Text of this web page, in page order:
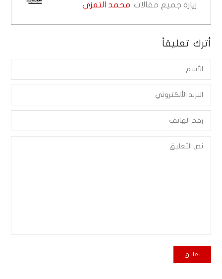
زيارة جميع مقالات: محمد التعزي
أترك تعليقاً